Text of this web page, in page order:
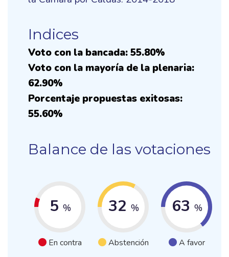
Indices
Voto con la bancada: 55.80%
Voto con la mayoría de la plenaria:
62.90%
Porcentaje propuestas exitosas:
55.60%
Balance de las votaciones
5 %
En contra
32 %
Abstención
63 %
A favor